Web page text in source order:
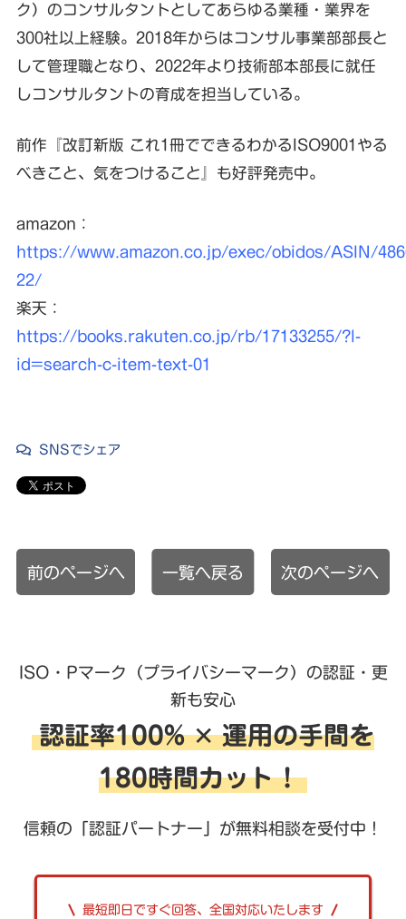
ク）のコンサルタントとしてあらゆる業種・業界を
300社以上経験。2018年からはコンサル事業部部長と
して管理職となり、2022年より技術部本部長に就任
しコンサルタントの育成を担当している。
前作『改訂新版 これ1冊でできるわかるISO9001やる
べきこと、気をつけること』も好評発売中。
amazon：
https://www.amazon.co.jp/exec/obidos/ASIN/
22/
楽天：
https://books.rakuten.co.jp/rb/17133255/?l-
id=search-c-item-text-01
SNSでシェア
前のページへ 一覧へ戻る 次のページへ
ISO・Pマーク（プライバシーマーク）の認証・更
新も安心
認証率100% ✕ 運用の手間を
180時間カット！
信頼の「認証パートナー」が無料相談を受付中！
最短即日ですぐ回答、全国対応いたします